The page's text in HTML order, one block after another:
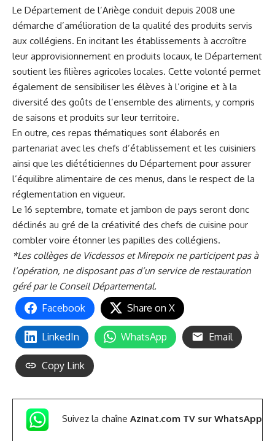
Le Département de l’Ariège conduit depuis 2008 une
démarche d’amélioration de la qualité des produits servis
aux collégiens. En incitant les établissements à accroître
leur approvisionnement en produits locaux, le Département
soutient les filières agricoles locales. Cette volonté permet
également de sensibiliser les élèves à l’origine et à la
diversité des goûts de l’ensemble des aliments, y compris
de saisons et produits sur leur territoire.
En outre, ces repas thématiques sont élaborés en
partenariat avec les chefs d’établissement et les cuisiniers
ainsi que les diététiciennes du Département pour assurer
l’équilibre alimentaire de ces menus, dans le respect de la
réglementation en vigueur.
Le 16 septembre, tomate et jambon de pays seront donc
déclinés au gré de la créativité des chefs de cuisine pour
combler voire étonner les papilles des collégiens.
*Les collèges de Vicdessos et Mirepoix ne participent pas à
l’opération, ne disposant pas d’un service de restauration
géré par le Conseil Départemental.
Facebook Share on X
LinkedIn WhatsApp Email
Copy Link
Suivez la chaîne Azinat.com TV sur WhatsApp